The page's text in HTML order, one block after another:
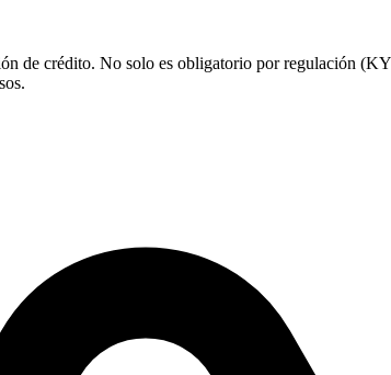
de crédito. No solo es obligatorio por regulación